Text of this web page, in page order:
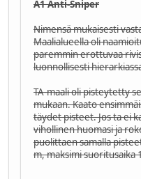
A1 Anti-Sniper
Nimensä mukaisesti
Maalialueella oli
paremmin erottuvaa
luonnollisesti
TA-maali oli pisteytetty
mukaan. Kaato
täydet pisteet. Jos ta ei
vihollinen huomasi ja
puolittaen samalla
m, maksimi suoritusaika